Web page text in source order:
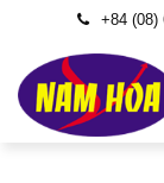
content
+84 (08)